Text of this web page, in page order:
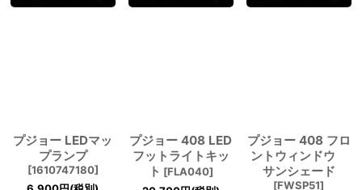
プジョー LEDマッ
プランプ
[1610747180]
プジョー 408 LED
フットライトキッ
ト [FLA040]
プジョー 408 フロ
ントウィンドウ
サンシェード
[FWSP51]